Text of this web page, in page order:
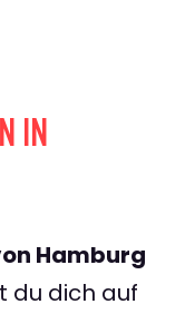
IN
Hamburg
du dich auf